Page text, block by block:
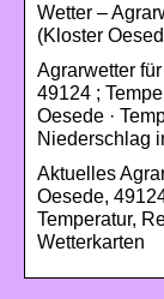
Wetter –
(Kloster
Agrarwetter
49124 ;
Oesede ·
Niederschlag
Aktuelles
Oesede,
Temperatur,
Wetterkarten